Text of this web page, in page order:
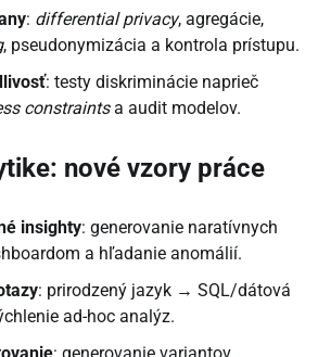
: differential privacy, agregácie,
, pseudonymizácia a kontrola prístupu.
: testy diskriminácie naprieč
constraintsa audit modelov.
nové vzory práce
insighty: generovanie naratívnych
a hľadanie anomálií.
: prirodzený jazyk → SQL/dátová
ad-hoc analýz.